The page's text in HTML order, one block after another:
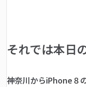
それでは本日
神奈川からiPhone８